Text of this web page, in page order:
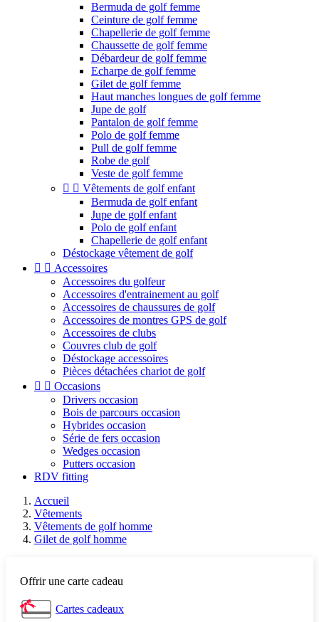
Bermuda de golf femme
Ceinture de golf femme
Chapellerie de golf femme
Chaussette de golf femme
Débardeur de golf femme
Echarpe de golf femme
Gilet de golf femme
Haut manches longues de golf femme
Jupe de golf
Pantalon de golf femme
Polo de golf femme
Pull de golf femme
Robe de golf
Veste de golf femme
  Vêtements de golf enfant
Bermuda de golf enfant
Jupe de golf enfant
Polo de golf enfant
Chapellerie de golf enfant
Déstockage vêtement de golf
  Accessoires
Accessoires du golfeur
Accessoires d'entrainement au golf
Accessoires de chaussures de golf
Accessoires de montres GPS de golf
Accessoires de clubs
Couvres club de golf
Déstockage accessoires
Pièces détachées chariot de golf
  Occasions
Drivers occasion
Bois de parcours occasion
Hybrides occasion
Série de fers occasion
Wedges occasion
Putters occasion
RDV fitting
Accueil
Vêtements
Vêtements de golf homme
Gilet de golf homme
Offrir une carte cadeau
Cartes cadeaux